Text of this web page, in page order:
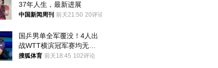
37年人生，最新进展
中国新闻周刊 前天21:50 20评论
国乒男单全军覆没！4人出
战WTT横滨冠军赛均无缘
八强
搜狐体育 前天18:45 102评论